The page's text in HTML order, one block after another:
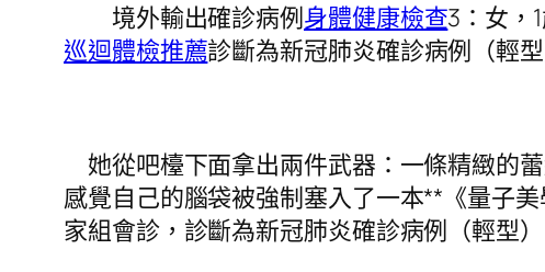
境外輸出確診病例身體健康檢查3：女，
巡迴體檢推薦診斷為新冠肺炎確診病例（輕型
她從吧檯下面拿出兩件武器：一條精緻的
感覺自己的腦袋被強制塞入了一本**《量子
家組會診，診斷為新冠肺炎確診病例（輕型）